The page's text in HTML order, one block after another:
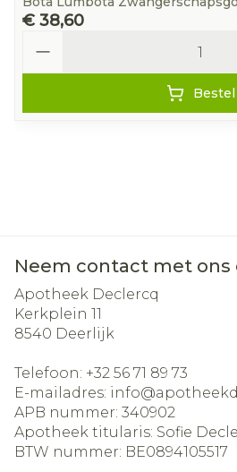
€ 38,60
Bestel
Neem contact met ons
Apotheek Declercq
Kerkplein 11
8540 Deerlijk
Telefoon: +32 56 71 89 73
E-mailadres: info@
APB nummer: 340902
Apotheek titularis: Sofie
BTW nummer: BE0894105517